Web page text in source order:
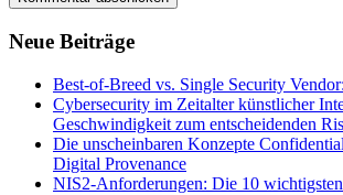
Neue Beiträge
Best-of-Breed vs. Single Security
Cybersecurity im Zeitalter künstlicher
Geschwindigkeit zum entscheidenden
Die unscheinbaren Konzepte
Digital Provenance
NIS2-Anforderungen: Die 10